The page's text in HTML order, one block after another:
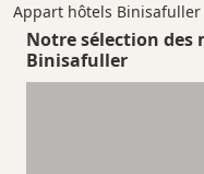
Appart hôtels Binisafuller
Notre sélection
Binisafuller